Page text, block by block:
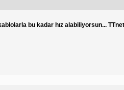
bu kadar hız alabiliyorsun...